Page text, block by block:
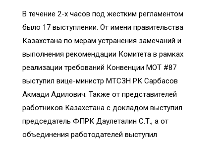
В течение 2-х часов под жестким регламентом
было 17 выступлении. От имени правительства
Казахстана по мерам устранения замечаний и
выполнения рекомендации Комитета в рамках
реализации требований Конвенции МОТ #87
выступил вице-министр МТСЗН РК Сарбасов
Акмади Адилович. Также от представителей
работников Казахстана с докладом выступил
председатель ФПРК Даулеталин С.Т., а от
объединения работодателей выступил